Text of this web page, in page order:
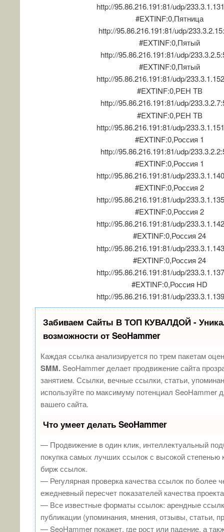
http://95.86.216.191:81/udp/
#EXTINF:0,Пятница
http://95.86.216.191:81/udp/
#EXTINF:0,Пятый
http://95.86.216.191:81/udp/
#EXTINF:0,Пятый
http://95.86.216.191:81/udp/
#EXTINF:0,РЕН ТВ
http://95.86.216.191:81/udp/
#EXTINF:0,РЕН ТВ
http://95.86.216.191:81/udp/
#EXTINF:0,Россия 1
http://95.86.216.191:81/udp/
#EXTINF:0,Россия 1
http://95.86.216.191:81/udp/
#EXTINF:0,Россия 2
http://95.86.216.191:81/udp/
#EXTINF:0,Россия 2
http://95.86.216.191:81/udp/
#EXTINF:0,Россия 24
http://95.86.216.191:81/udp/
#EXTINF:0,Россия 24
http://95.86.216.191:81/udp/
#EXTINF:0,Россия HD
http://95.86.216.191:81/udp/
Забиваем Сайты В ТОП КУВАЛДОЙ -
возможности от SeoHammer
Каждая ссылка анализируется по трем пакетам
SMM.SeoHammer делает продвижение сайта
занятием. Ссылки, вечные ссылки, статьи,
используйте по максимуму потенциал SeoHammer
вашего сайта.
Что умеет делать SeoHammer
— Продвижение в один клик, интеллектуальный
покупка самых лучших ссылок с высокой степенью
бирж ссылок.
— Регулярная проверка качества ссылок по более
ежедневный пересчет показателей качества
— Все известные форматы ссылок: арендные
публикации (упоминания, мнения, отзывы, статьи,
— SeoHammer покажет, где рост или падение, а